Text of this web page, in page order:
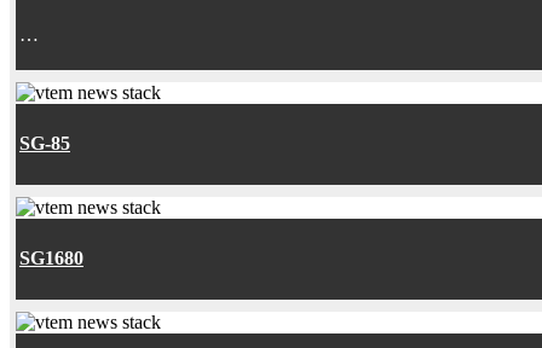
…
SG-85
SG1680